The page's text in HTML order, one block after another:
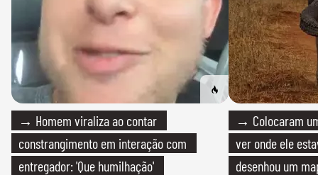
→ Homem viraliza ao contar
constrangimento em interação com
entregador: 'Que humilhação'
→ Colocaram
ver onde ele
desenhou um